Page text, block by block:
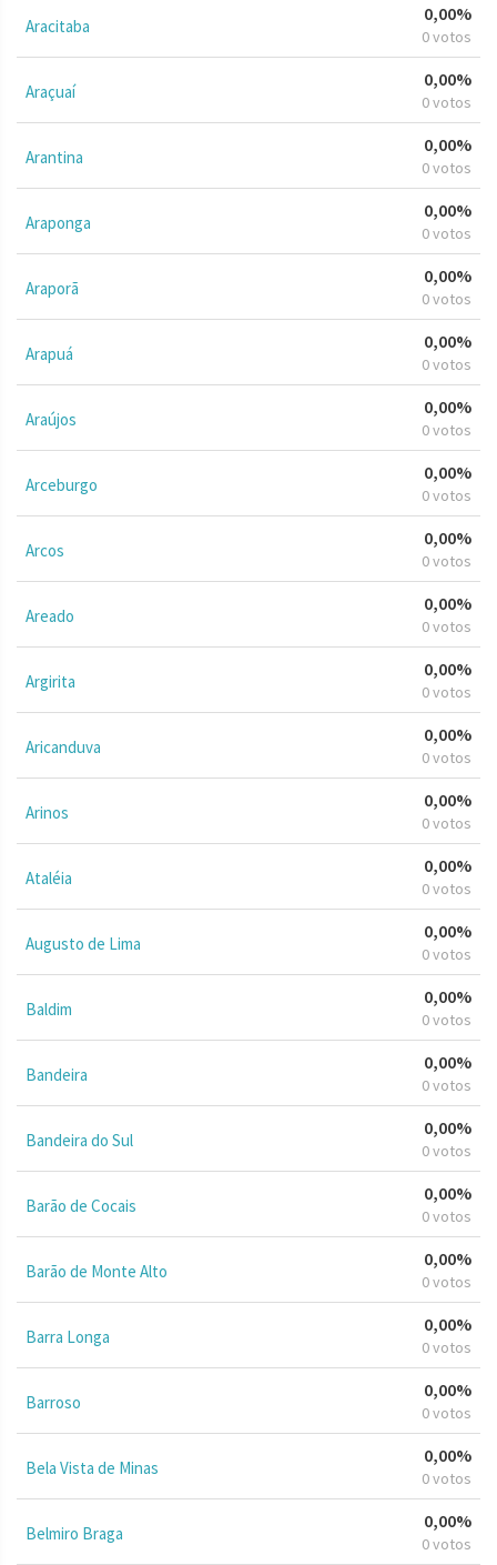
Aracitaba
0,00%
0 votos
Araçuaí
0,00%
0 votos
Arantina
0,00%
0 votos
Araponga
0,00%
0 votos
Araporã
0,00%
0 votos
Arapuá
0,00%
0 votos
Araújos
0,00%
0 votos
Arceburgo
0,00%
0 votos
Arcos
0,00%
0 votos
Areado
0,00%
0 votos
Argirita
0,00%
0 votos
Aricanduva
0,00%
0 votos
Arinos
0,00%
0 votos
Ataléia
0,00%
0 votos
Augusto de Lima
0,00%
0 votos
Baldim
0,00%
0 votos
Bandeira
0,00%
0 votos
Bandeira do Sul
0,00%
0 votos
Barão de Cocais
0,00%
0 votos
Barão de Monte Alto
0,00%
0 votos
Barra Longa
0,00%
0 votos
Barroso
0,00%
0 votos
Bela Vista de Minas
0,00%
0 votos
Belmiro Braga
0,00%
0 votos